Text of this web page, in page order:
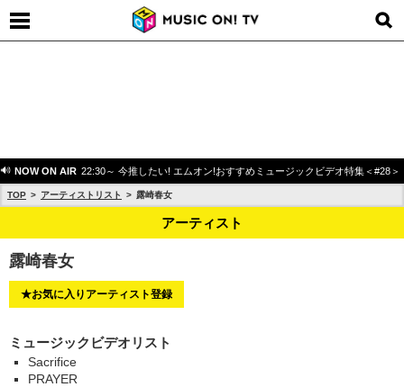
NOW ON AIR 22:30～ 今推したい! エムオン!おすすめミュージックビデオ特集＜#28＞
TOP アーティストリスト 露崎春女
アーティスト
露崎春女
★お気に入りアーティスト登録
ミュージックビデオリスト
Sacrifice
PRAYER